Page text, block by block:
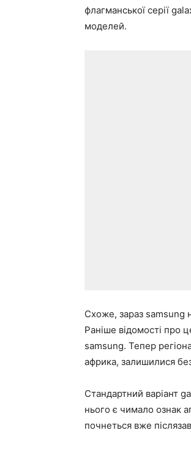
флагманської серії
моделей.
Схоже, зараз samsung
Раніше відомості про
samsung. Тепер
африка, залишилися
Стандартний варіант
нього є чимало ознак
почнеться вже